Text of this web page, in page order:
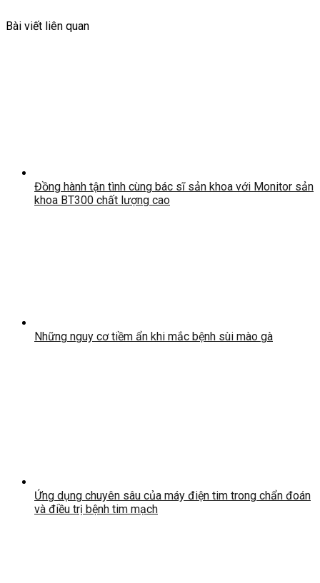
Bài viết liên quan
Đồng hành tận tình cùng bác sĩ sản khoa với Monitor sản
khoa BT300 chất lượng cao
Những nguy cơ tiềm ẩn khi mắc bệnh sùi mào gà
Ứng dụng chuyên sâu của máy điện tim trong chẩn đoán
và điều trị bệnh tim mạch